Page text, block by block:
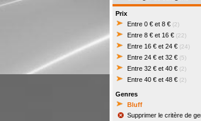
Prix
Entre 0 € et 8 € (2)
Entre 8 € et 16 € (22)
Entre 16 € et 24 € (24)
Entre 24 € et 32 € (5)
Entre 32 € et 40 € (2)
Entre 40 € et 48 € (2)
Genres
Bluff
Supprimer le critère de